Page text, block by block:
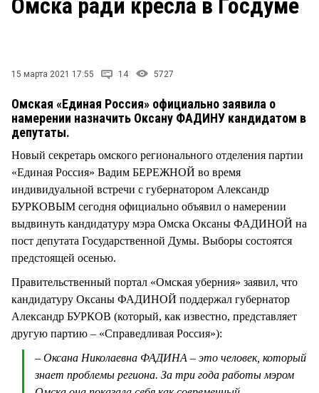
НОВОСТИ КОМПАНИЙ
СТИЛЬ ЖИЗНИ
Блоги
Омска ради кресла в Госдуме
15 марта 2021 17:55 14 5727
Омская «Единая Россия» официально заявила о
намерении назначить Оксану ФАДИНУ кандидатом в
депутаты.
Новый секретарь омского регионального отделения партии
«Единая Россия» Вадим БЕРЕЖНОЙ во время
индивидуальной встречи с губернатором Александр
БУРКОВЫМ сегодня официально объявил о намерении
выдвинуть кандидатуру мэра Омска Оксаны ФАДИНОЙ на
пост депутата Государственной Думы. Выборы состоятся
предстоящей осенью.
Правительственный портал «Омская уберния» заявил, что
кандидатуру Оксаны ФАДИНОЙ поддержал губернатор
Александр БУРКОВ (который, как известно, представляет
другую партию – «Справедливая Россия»):
– Оксана Николаевна ФАДИНА – это человек, который
знает проблемы региона. За три года работы мэром